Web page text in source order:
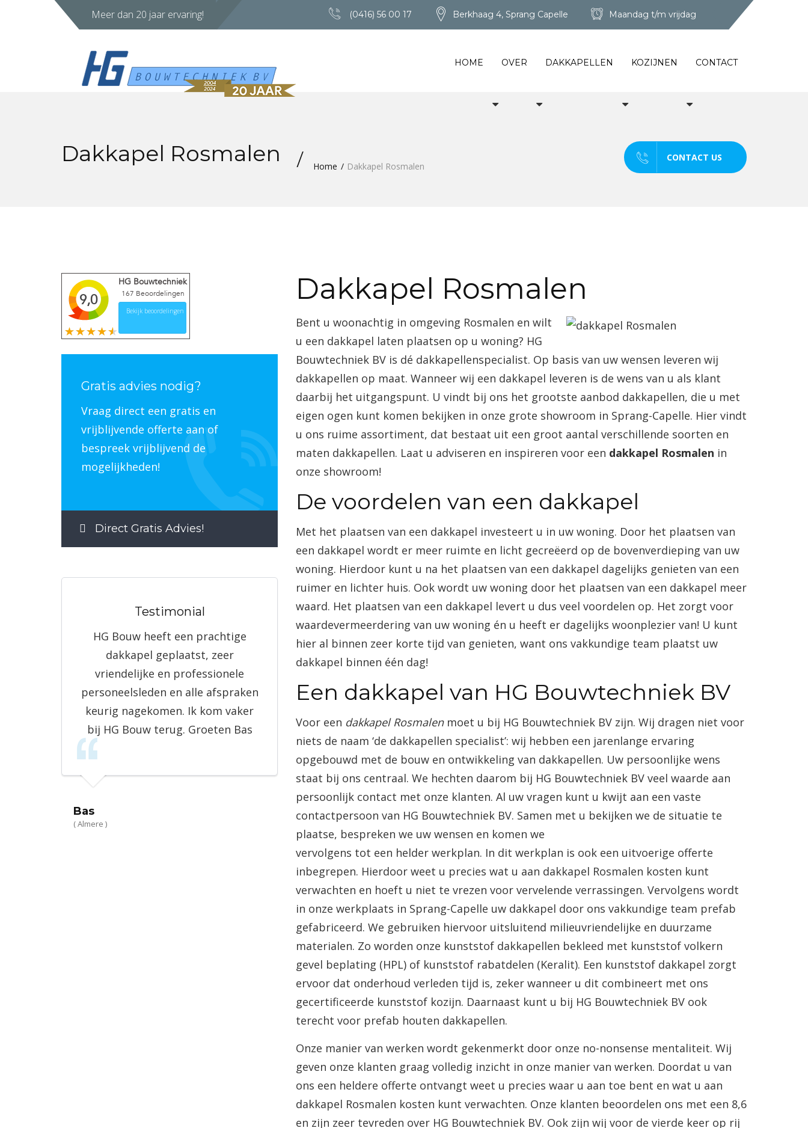
Meer dan 20 jaar ervaring! (0416) 56 00 17 Berkhaag 4, Sprang Capelle Maandag t/m vrijdag
HOME OVER DAKKAPELLEN KOZIJNEN CONTACT
Dakkapel Rosmalen Home Dakkapel Rosmalen
CONTACT US
9,0
HG Bouwtechniek
167 Beoordelingen
Bekijk beoordelingen
Gratis advies nodig?
Vraag direct een gratis en
vrijblijvende offerte aan of
bespreek vrijblijvend de
mogelijkheden!
Direct Gratis Advies!
Testimonial
HG Bouw heeft een prachtige
dakkapel geplaatst, zeer
vriendelijke en professionele
personeelsleden en alle afspraken
keurig nagekomen. Ik kom vaker
bij HG Bouw terug. Groeten Bas
Bas
( Almere )
Dakkapel Rosmalen
Bent u woonachtig in omgeving Rosmalen en wilt
u een dakkapel laten plaatsen op u woning? HG
Bouwtechniek BV is dé dakkapellenspecialist. Op basis van uw wensen leveren wij
dakkapellen op maat. Wanneer wij een dakkapel leveren is de wens van u als klant
daarbij het uitgangspunt. U vindt bij ons het grootste aanbod dakkapellen, die u met
eigen ogen kunt komen bekijken in onze grote showroom in Sprang-Capelle. Hier vindt
u ons ruime assortiment, dat bestaat uit een groot aantal verschillende soorten en
maten dakkapellen. Laat u adviseren en inspireren voor een dakkapel Rosmalen in
onze showroom!
De voordelen van een dakkapel
Met het plaatsen van een dakkapel investeert u in uw woning. Door het plaatsen van
een dakkapel wordt er meer ruimte en licht gecreëerd op de bovenverdieping van uw
woning. Hierdoor kunt u na het plaatsen van een dakkapel dagelijks genieten van een
ruimer en lichter huis. Ook wordt uw woning door het plaatsen van een dakkapel meer
waard. Het plaatsen van een dakkapel levert u dus veel voordelen op. Het zorgt voor
waardevermeerdering van uw woning én u heeft er dagelijks woonplezier van! U kunt
hier al binnen zeer korte tijd van genieten, want ons vakkundige team plaatst uw
dakkapel binnen één dag!
Een dakkapel van HG Bouwtechniek BV
Voor een dakkapel Rosmalenmoet u bij HG Bouwtechniek BV zijn. Wij dragen niet voor
niets de naam ‘de dakkapellen specialist’: wij hebben een jarenlange ervaring
opgebouwd met de bouw en ontwikkeling van dakkapellen. Uw persoonlijke wens
staat bij ons centraal. We hechten daarom bij HG Bouwtechniek BV veel waarde aan
persoonlijk contact met onze klanten. Al uw vragen kunt u kwijt aan een vaste
contactpersoon van HG Bouwtechniek BV. Samen met u bekijken we de situatie te
plaatse, bespreken we uw wensen en komen we
vervolgens tot een helder werkplan. In dit werkplan is ook een uitvoerige offerte
inbegrepen. Hierdoor weet u precies wat u aan dakkapel Rosmalen kosten kunt
verwachten en hoeft u niet te vrezen voor vervelende verrassingen. Vervolgens wordt
in onze werkplaats in Sprang-Capelle uw dakkapel door ons vakkundige team prefab
gefabriceerd. We gebruiken hiervoor uitsluitend milieuvriendelijke en duurzame
materialen. Zo worden onze kunststof dakkapellen bekleed met kunststof volkern
gevel beplating (HPL) of kunststof rabatdelen (Keralit). Een kunststof dakkapel zorgt
ervoor dat onderhoud verleden tijd is, zeker wanneer u dit combineert met ons
gecertificeerde kunststof kozijn. Daarnaast kunt u bij HG Bouwtechniek BV ook
terecht voor prefab houten dakkapellen.
Onze manier van werken wordt gekenmerkt door onze no-nonsense mentaliteit. Wij
geven onze klanten graag volledig inzicht in onze manier van werken. Doordat u van
ons een heldere offerte ontvangt weet u precies waar u aan toe bent en wat u aan
dakkapel Rosmalen kosten kunt verwachten. Onze klanten beoordelen ons met een 8,6
en zijn zeer tevreden over HG Bouwtechniek BV. Ook zijn wij voor de vierde keer op rij